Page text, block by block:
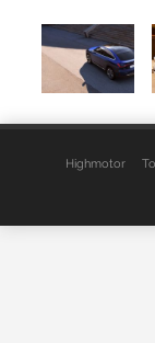
Highmotor